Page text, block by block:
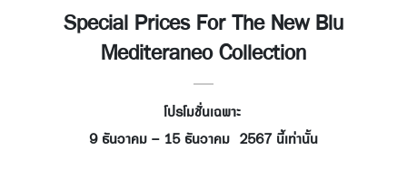
Special Prices For The New Blu
Mediteraneo Collection
โปรโมชั่นเฉพาะ
9 ธันวาคม - 15 ธันวาคม 2567 นี้เท่านั้น